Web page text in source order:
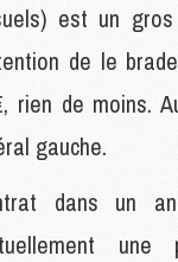
est un
de le
rien de moins.
gauche.
dans un
une